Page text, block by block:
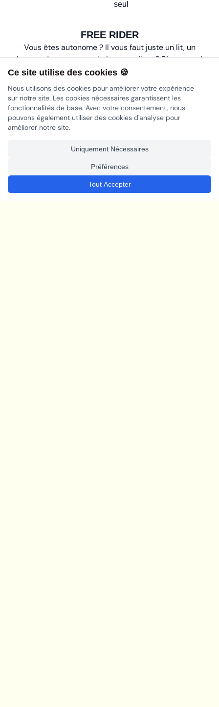
seul
FREE RIDER
Vous êtes autonome ? Il vous faut juste un lit, un
bateau de secours et de bonnes vibes ? Bienvenue !
Conseils utiles
Arrivez à Essaouira via Marrakech
Prévoir des vêtements chauds pour le soir
Ce site utilise des cookies 🍪
Nous utilisons des cookies pour améliorer votre expérience
sur notre site. Les cookies nécessaires garantissent les
fonctionnalités de base. Avec votre consentement, nous
pouvons également utiliser des cookies d'analyse pour
améliorer notre site.
Uniquement Nécessaires
Préférences
Tout Accepter